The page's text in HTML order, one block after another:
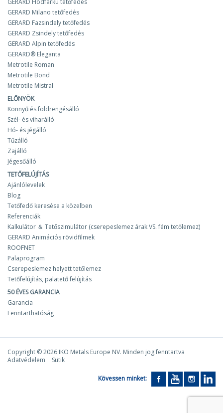
GERARD Milano tetőfedés
GERARD Fazsindely tetőfedés
GERARD Zsindely tetőfedés
GERARD Alpin tetőfedés
GERARD® Eleganta
Metrotile Roman
Metrotile Bond
Metrotile Mistral
ELŐNYÖK
Könnyű és földrengésálló
Szél- és viharálló
Hó- és jégálló
Tűzálló
Zajálló
Jégesőálló
TETŐFELÚJÍTÁS
Ajánlólevelek
Blog
Tetőfedő keresése a közelben
Referenciák
Kalkulátor ＆ Tetőszimulátor (cserepeslemez árak VS. fém tetőlemez)
GERARD Animációs rövidfilmek
ROOFNET
Palaprogram
Cserepeslemez helyett tetőlemez
Tetőfelújítás, palatető felújítás
50 ÉVES GARANCIA
Garancia
Fenntarthatóság
Copyright © 2026 IKO Metals Europe NV. Minden jog fenntartva
Adatvédelem
Sütik
Kövessen minket: